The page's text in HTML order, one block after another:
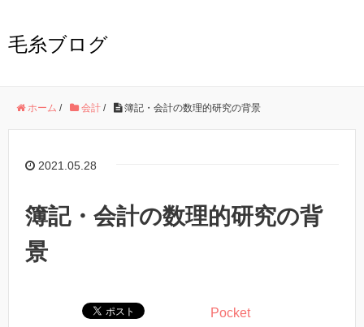
毛糸ブログ
ホーム / 会計 / 簿記・会計の数理的研究の背景
2021.05.28
簿記・会計の数理的研究の背
景
Pocket